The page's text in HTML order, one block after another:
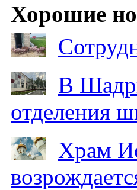
Хорошие
В
отделения
Храм